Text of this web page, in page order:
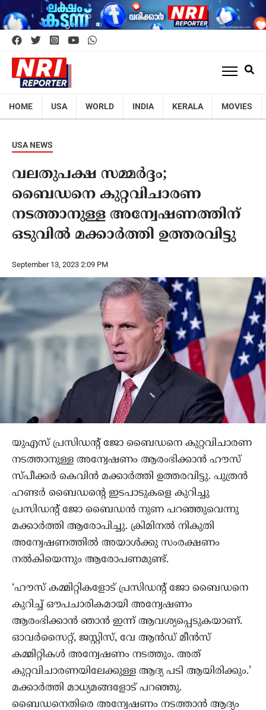
HOME USA WORLD INDIA KERALA MOVIES
USA NEWS
വലതുപക്ഷ സമ്മര്‍ദ്ദം;
ബൈഡനെ കുറ്റവിചാരണ
നടത്താനുള്ള അന്വേഷണത്തിന്
ഒടുവില്‍ മക്കാര്‍ത്തി ഉത്തരവിട്ടു
September 13, 2023 2:09 PM
യുഎസ് പ്രസിഡന്റ് ജോ ബൈഡനെ കുറ്റവിചാരണ
നടത്താനുള്ള അന്വേഷണം ആരംഭിക്കാന്‍ ഹൗസ്
സ്പീക്കര്‍ കെവിന്‍ മക്കാര്‍ത്തി ഉത്തരവിട്ടു. പുത്രന്‍
ഹണ്ടര്‍ ബൈഡന്റെ ഇടപാടുകളെ കുറിച്ചു
പ്രസിഡന്റ് ജോ ബൈഡന്‍ നുണ പറഞ്ഞുവെന്നു
മക്കാര്‍ത്തി ആരോപിച്ചു. ക്രിമിനല്‍ നികുതി
അന്വേഷണത്തില്‍ അയാള്‍ക്കു സംരക്ഷണം
നല്‍കിയെന്നും ആരോപണമുണ്ട്.
‘ഹൗസ് കമ്മിറ്റികളോട് പ്രസിഡന്റ് ജോ ബൈഡനെ
കുറിച്ച് ഔപചാരികമായി അന്വേഷണം
ആരംഭിക്കാന്‍ ഞാന്‍ ഇന്ന് ആവശ്യപ്പെടുകയാണ്.
ഓവര്‍സൈറ്റ്, ജസ്റ്റിസ്, വേ ആന്‍ഡ് മീന്‍സ്
കമ്മിറ്റികള്‍ അന്വേഷണം നടത്തും. അത്
കുറ്റവിചാരണയിലേക്കുള്ള ആദ്യ പടി ആയിരിക്കും.’
മക്കാര്‍ത്തി മാധ്യമങ്ങളോട് പറഞ്ഞു.
ബൈഡനെതിരെ അന്വേഷണം നടത്താന്‍ ആദ്യം